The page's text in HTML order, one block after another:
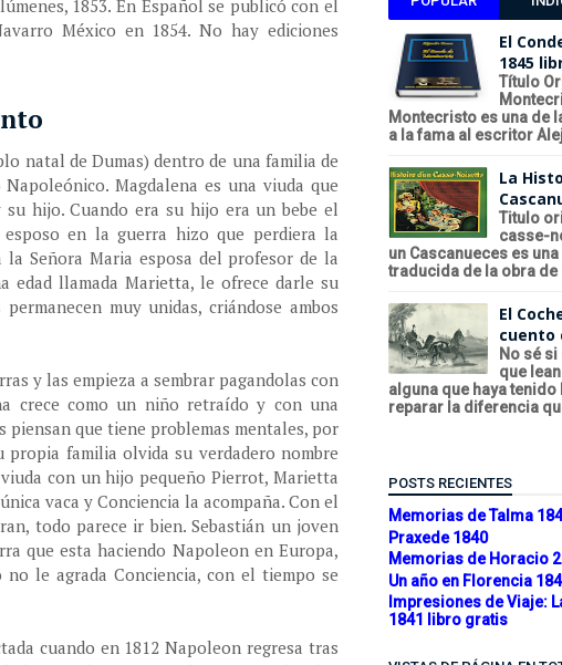
1853. En Español se publicó con el
México en 1854. No hay ediciones
natal de Dumas) dentro de una familia de
Magdalena es una viuda que
hijo. Cuando era su hijo era un bebe el
en la guerra hizo que perdiera la
Señora Maria esposa del profesor de la
edad llamada Marietta, le ofrece darle su
muy unidas, criándose ambos
y las empieza a sembrar pagandolas con
crece como un niño retraído y con una
piensan que tiene problemas mentales, por
familia olvida su verdadero nombre
con un hijo pequeño Pierrot, Marietta
vaca y Conciencia la acompaña. Con el
todo parece ir bien. Sebastián un joven
que esta haciendo Napoleon en Europa,
le agrada Conciencia, con el tiempo se
cuando en 1812 Napoleon regresa tras
El
1845
Título
Montecristo es una de
a la fama al escritor
La
Titulo
casse-
un Cascanueces es
traducida de la obra de
El
cuento
No sé
que
alguna que haya
reparar la diferencia
POSTS RECIENTES
Memorias de Talma
Praxede 1840
Memorias de Horacio
Un año en Florencia
Impresiones de Viaje:
1841 libro gratis